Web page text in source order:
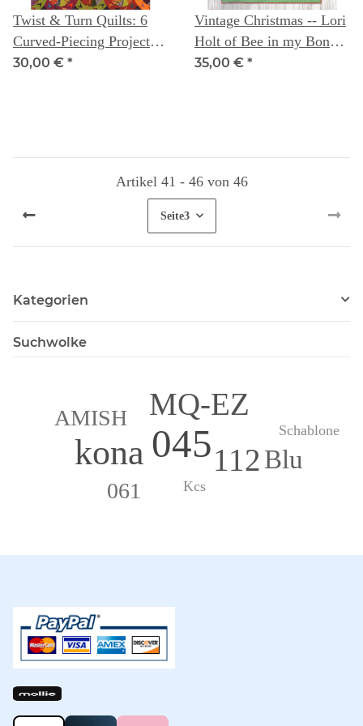
Twist & Turn Quilts: 6
Curved-Piecing Projects -
- Cinzia White
30,00 € *
Vintage Christmas -- Lori
Holt of Bee in my Bonnet
Company
35,00 € *
Artikel 41 - 46 von 46
Seite3
Kategorien
Suchwolke
045
kona
MQ-EZ
112Blu
AMISH
061 Kcs
Schablone